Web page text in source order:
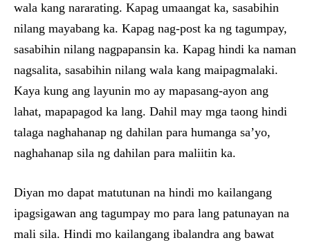
wala kang nararating. Kapag umaangat ka, sasabihin
nilang mayabang ka. Kapag nag-post ka ng tagumpay,
sasabihin nilang nagpapansin ka. Kapag hindi ka naman
nagsalita, sasabihin nilang wala kang maipagmalaki.
Kaya kung ang layunin mo ay mapasang-ayon ang
lahat, mapapagod ka lang. Dahil may mga taong hindi
talaga naghahanap ng dahilan para humanga sa’yo,
naghahanap sila ng dahilan para maliitin ka.
Diyan mo dapat matutunan na hindi mo kailangang
ipagsigawan ang tagumpay mo para lang patunayan na
mali sila. Hindi mo kailangang ibalandra ang bawat